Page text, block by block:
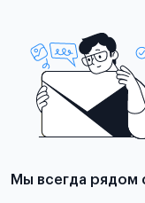
Мы всегда рядом